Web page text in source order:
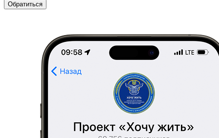
Обратиться